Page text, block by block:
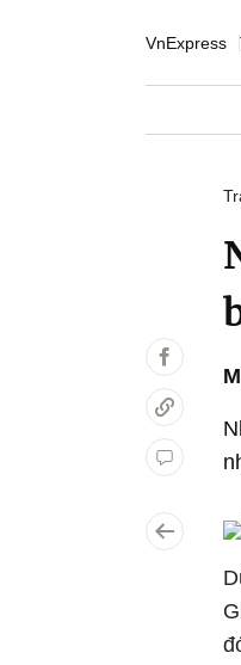
VnExpress